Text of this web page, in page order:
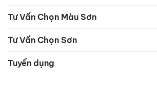
Tư Vấn Chọn Màu Sơn
Tư Vấn Chọn Sơn
Tuyển dụng